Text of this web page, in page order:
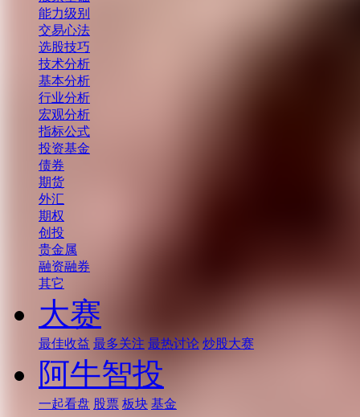
能力级别
交易心法
选股技巧
技术分析
基本分析
行业分析
宏观分析
指标公式
投资基金
债券
期货
外汇
期权
创投
贵金属
融资融券
其它
大赛
最佳收益 最多关注 最热讨论 炒股大赛
阿牛智投
一起看盘 股票 板块 基金